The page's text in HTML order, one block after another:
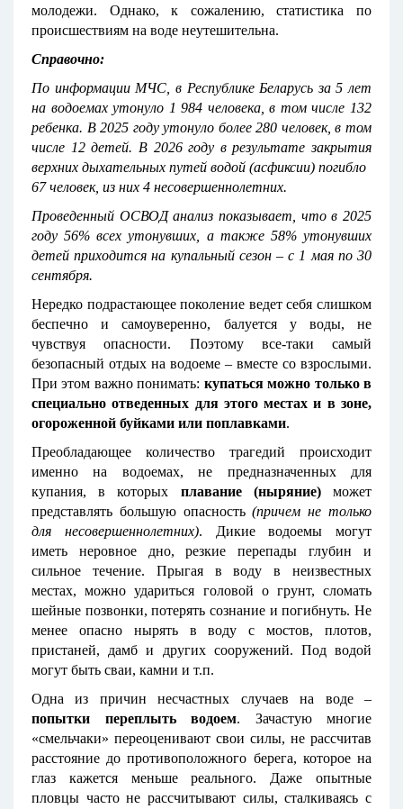
молодежи. Однако, к сожалению, статистика по
происшествиям на воде неутешительна.
Справочно:
По информации МЧС, в Республике Беларусь за 5 лет
на водоемах утонуло 1 984 человека, в том числе 132
ребенка. В 2025 году утонуло более 280 человек, в том
числе 12 детей. В 2026 году в результате закрытия
верхних дыхательных путей водой (асфиксии) погибло
67 человек, из них 4 несовершеннолетних.
Проведенный ОСВОД анализ показывает, что в 2025
году 56% всех утонувших, а также 58% утонувших
детей приходится на купальный сезон – с 1 мая по 30
сентября.
Нередко подрастающее поколение ведет себя слишком
беспечно и самоуверенно, балуется у воды, не
чувствуя опасности. Поэтому все-таки самый
безопасный отдых на водоеме – вместе со взрослыми.
При этом важно понимать: купаться можно только в
специально отведенных для этого местах и в зоне,
огороженной буйками или поплавками.
Преобладающее количество трагедий происходит
именно на водоемах, не предназначенных для
купания, в которых плавание (ныряние)может
представлять большую опасность(причем не только
для несовершеннолетних). Дикие водоемы могут
иметь неровное дно, резкие перепады глубин и
сильное течение. Прыгая в воду в неизвестных
местах, можно удариться головой о грунт, сломать
шейные позвонки, потерять сознание и погибнуть. Не
менее опасно нырять в воду с мостов, плотов,
пристаней, дамб и других сооружений. Под водой
могут быть сваи, камни и т.п.
Одна из причин несчастных случаев на воде –
попытки переплыть водоем. Зачастую многие
«смельчаки» переоценивают свои силы, не рассчитав
расстояние до противоположного берега, которое на
глаз кажется меньше реального. Даже опытные
пловцы часто не рассчитывают силы, сталкиваясь с